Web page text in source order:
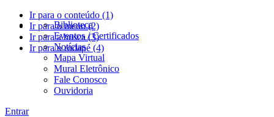
Ir para o conteúdo (1)
Ir para o menu (2)
Ir para a busca (3)
Ir para o rodapé (4)
Biblioteca
Eventos / Certificados
Notícias
Mapa Virtual
Mural Eletrônico
Fale Conosco
Ouvidoria
Entrar